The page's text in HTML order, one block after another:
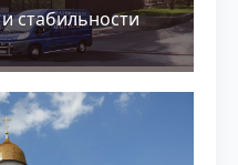
стабильности